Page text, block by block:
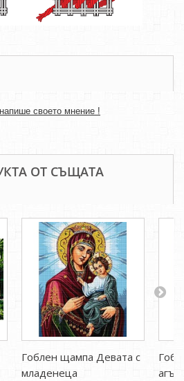
своето мнение !
ОТ СЪЩАТА
Гоблен щампа Девата с
младенеца